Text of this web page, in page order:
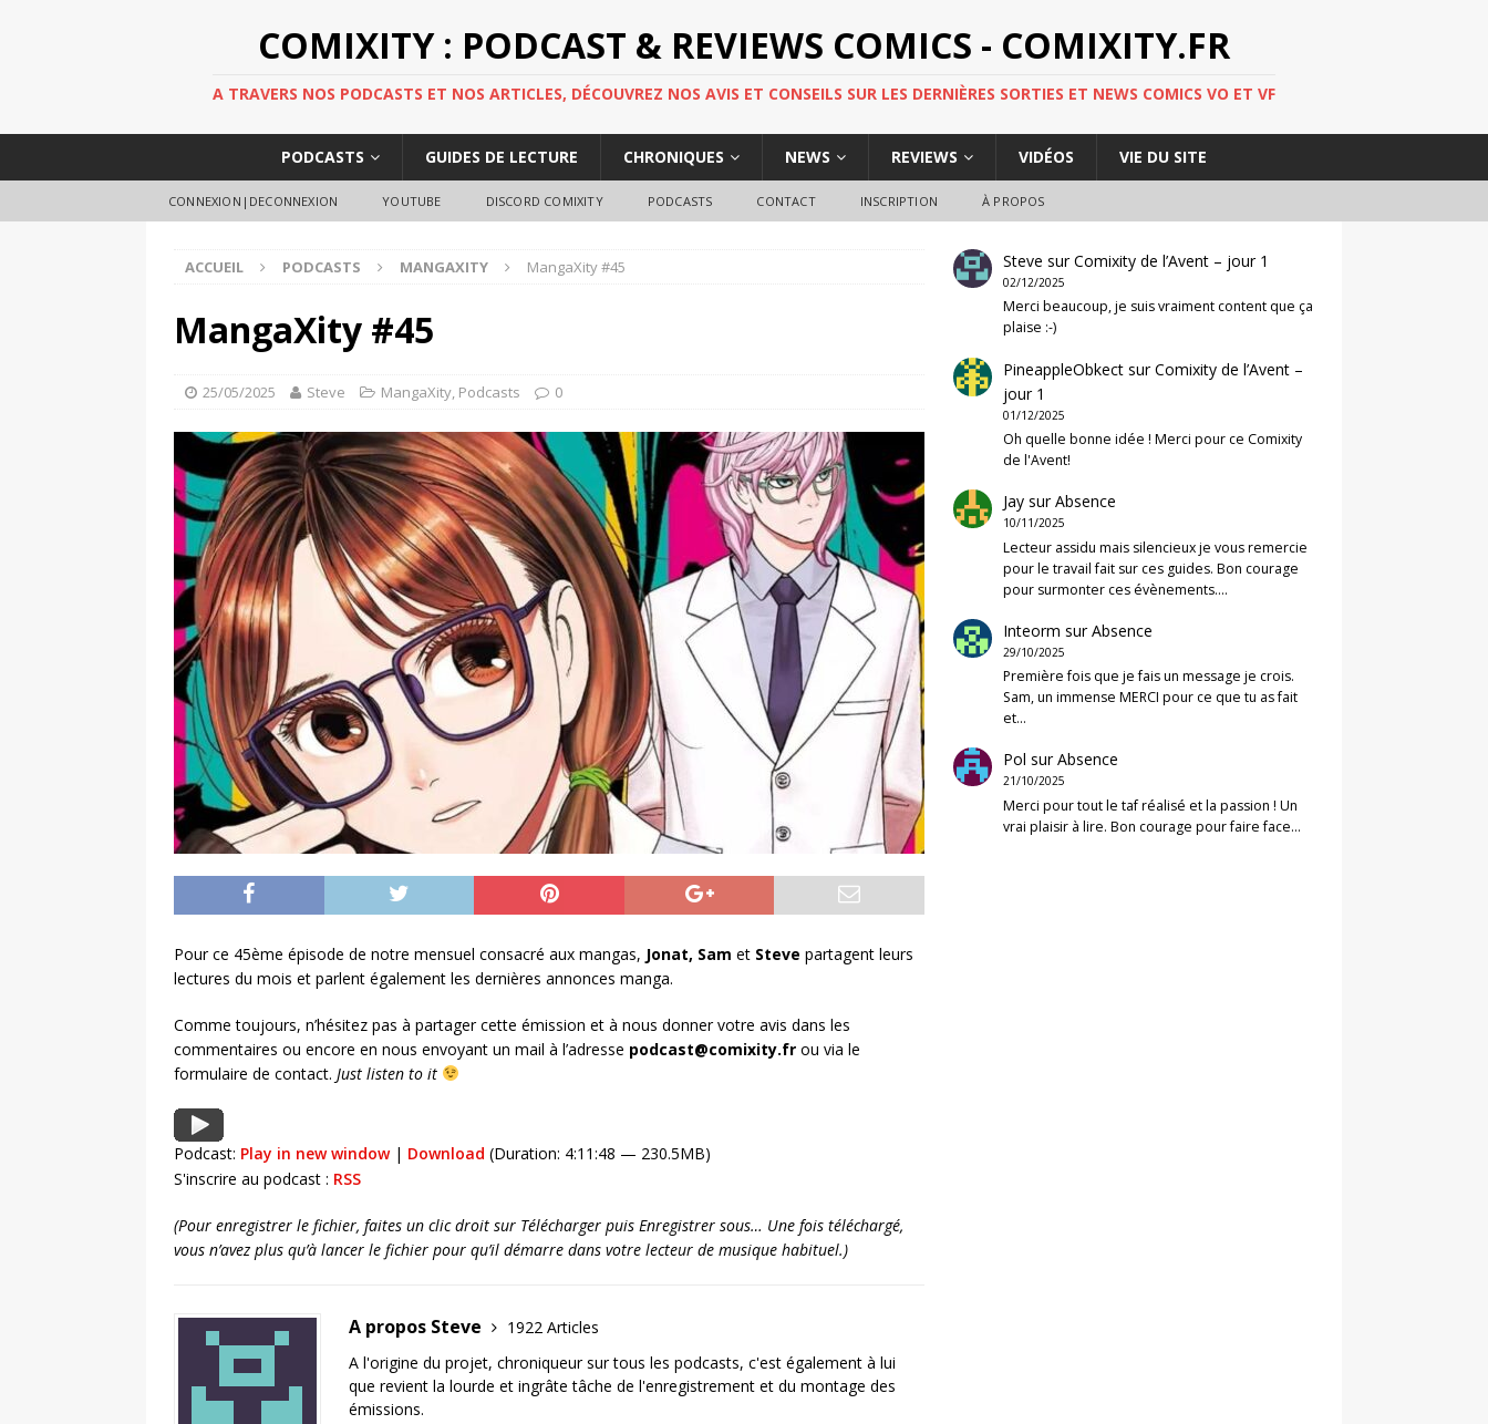
COMIXITY : PODCAST & REVIEWS COMICS - COMIXITY.FR
A TRAVERS NOS PODCASTS ET NOS ARTICLES, DÉCOUVREZ NOS AVIS ET CONSEILS SUR LES DERNIÈRES SORTIES ET NEWS COMICS VO ET VF
PODCASTS GUIDES DE LECTURE CHRONIQUES NEWS REVIEWS VIDÉOS VIE DU SITE
CONNEXION|DECONNEXION YOUTUBE DISCORD COMIXITY PODCASTS CONTACT INSCRIPTION À PROPOS
ACCUEIL PODCASTS MANGAXITY MangaXity #45
MangaXity #45
25/05/2025 Steve MangaXity, Podcasts 0
Pour ce 45ème épisode de notre mensuel consacré aux mangas, Jonat, Sam et Steve partagent leurs
lectures du mois et parlent également les dernières annonces manga.
Comme toujours, n’hésitez pas à partager cette émission et à nous donner votre avis dans les
commentaires ou encore en nous envoyant un mail à l’adresse podcast@comixity.fr ou via le
formulaire de contact. Just listen to it
Podcast: Play in new window| Download (Duration: 4:11:48 — 230.5MB)
S'inscrire au podcast : RSS
(Pour enregistrer le fichier, faites un clic droit sur Télécharger puis Enregistrer sous… Une fois téléchargé,
vous n’avez plus qu’à lancer le fichier pour qu’il démarre dans votre lecteur de musique habituel.)
A propos Steve
1922 Articles
A l'origine du projet, chroniqueur sur tous les podcasts, c'est également à lui
que revient la lourde et ingrâte tâche de l'enregistrement et du montage des
émissions.
Steve surComixity de l’Avent – jour 1
02/12/2025
Merci beaucoup, je suis vraiment content que ça
plaise :-)
PineappleObkect surComixity de l’Avent –
jour 1
01/12/2025
Oh quelle bonne idée ! Merci pour ce Comixity
de l'Avent!
Jay surAbsence
10/11/2025
Lecteur assidu mais silencieux je vous remercie
pour le travail fait sur ces guides. Bon courage
pour surmonter ces évènements.…
Inteorm surAbsence
29/10/2025
Première fois que je fais un message je crois.
Sam, un immense MERCI pour ce que tu as fait
et…
Pol surAbsence
21/10/2025
Merci pour tout le taf réalisé et la passion ! Un
vrai plaisir à lire. Bon courage pour faire face…